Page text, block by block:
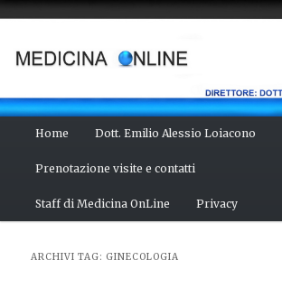
contenuto
principale
contenuto
secondario
Home Dott. Emilio Alessio Loiacono
Prenotazione visite e contatti
Staff di Medicina OnLine Privacy
ARCHIVI TAG: GINECOLOGIA